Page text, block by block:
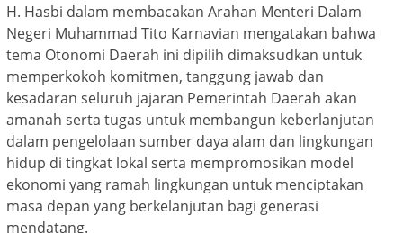
H. Hasbi dalam membacakan Arahan Menteri Dalam
Negeri Muhammad Tito Karnavian mengatakan bahwa
tema Otonomi Daerah ini dipilih dimaksudkan untuk
memperkokoh komitmen, tanggung jawab dan
kesadaran seluruh jajaran Pemerintah Daerah akan
amanah serta tugas untuk membangun keberlanjutan
dalam pengelolaan sumber daya alam dan lingkungan
hidup di tingkat lokal serta mempromosikan model
ekonomi yang ramah lingkungan untuk menciptakan
masa depan yang berkelanjutan bagi generasi
mendatang.